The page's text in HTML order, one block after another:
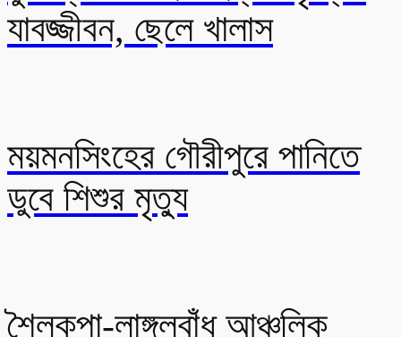
যাবজ্জীবন, ছেলে খালাস
ময়মনসিংহের গৌরীপুরে পানিতে
ডুবে শিশুর মৃত্যু
শৈলকুপা-লাঙ্গলবাঁধ আঞ্চলিক